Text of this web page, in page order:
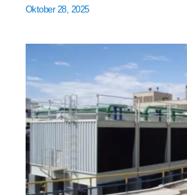
Oktober 28, 2025